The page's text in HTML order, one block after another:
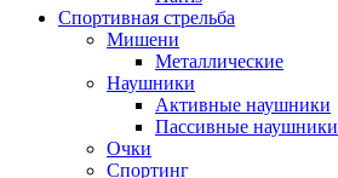
Спортивная стрельба
Мишени
Металлические
Наушники
Активные наушники
Пассивные наушники
Очки
Спортинг